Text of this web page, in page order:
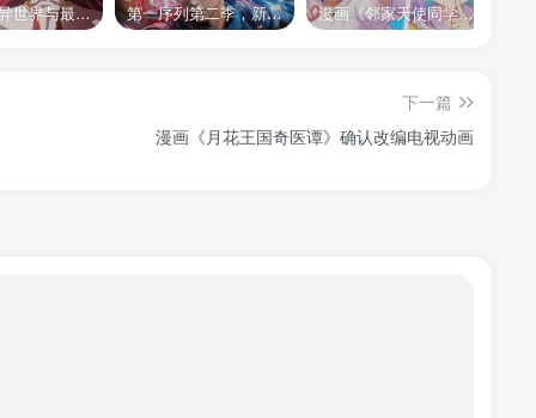
《悲叹的异世界与最强外道最终 BOSS 女王为子民奉献一切》第二季 公布全新声优组合、制作阵容及首支宣传 PV 第一序列第二季，新的故事，新的内容，新的征程，2026年下半年bilibili独家播出，敬请期待。 漫画《邻家天使同学不会与我坠入爱河》将于 2026 年改编为电视动画
下一篇
漫画《月花王国奇医谭》确认改编电视动画